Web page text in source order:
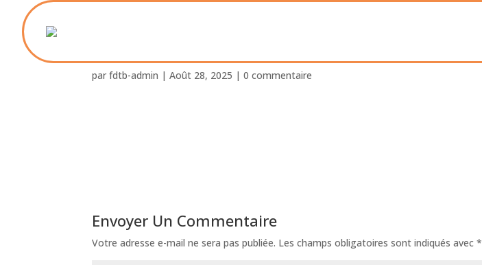
parfdtb-admin |Août 28, 2025 |0 commentaire
Envoyer Un Commentaire
Votre adresse e-mail ne sera pas publiée. Les champs obligatoires sont indiqués avec*